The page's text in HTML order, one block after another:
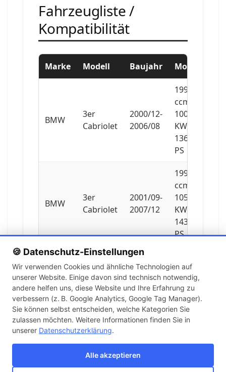
🍪 Datenschutz-Einstellungen
Wir verwenden Cookies und ähnliche Technologien auf
unserer Website. Einige davon sind technisch notwendig,
andere helfen uns, diese Website und Ihre Erfahrung zu
verbessern (z. B. Google Analytics, Google Tag Manager).
Sie können selbst entscheiden, welche Kategorien Sie
zulassen möchten. Weitere Informationen finden Sie in
unserer Datenschutzerklärung.
Alle akzeptieren
Fahrzeugliste /
Kompatibilität
Marke Modell Baujahr Motor
BMW
3er
Cabriolet
2000/12-
2006/08
1995
ccm,
100
KW,
136
PS
BMW
3er
Cabriolet
2001/09-
2007/12
1995
ccm,
105
KW,
143
PS
BMW
3er
Cabriolet
2004/03-
2006/08
ccm,
110
KW,
150
PS